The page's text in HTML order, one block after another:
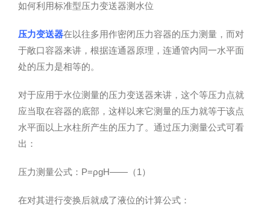
如何利用标准型压力变送器测水位
压力变送器在以往多用作密闭压力容器的压力测量，而对
于敞口容器来讲，根据连通器原理，连通管内同一水平面
处的压力是相等的。
对于应用于水位测量的压力变送器来讲，这个等压力点就
应当取在容器的底部，这样以来它测量的压力就等于该点
水平面以上水柱所产生的压力了。通过压力测量公式可看
出：
压力测量公式：P=ρgH——（1）
在对其进行变换后就成了液位的计算公式：